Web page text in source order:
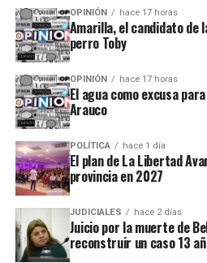
Ese mismo mes, el costo
fue el siguiente para cada
año: $173.468 , deuno a tres
a cinco años: $285.275
Por su parte, el costo de
menores de un año: $356.071
$406.938, de cuatro a cinco
años: $324.423.
De acuerdo al
que sea utilizado por el Poder
en los litigios por cuota
OPINIÓN hace 17 horas
Amarilla, el candidato de
perro Toby
OPINIÓN hace 17 horas
El agua como excusa
Arauco
POLÍTICA hace 1 día
El plan de La Libertad
provincia en 2027
JUDICIALES hace 2 días
Juicio por la muerte de
reconstruir un caso 13